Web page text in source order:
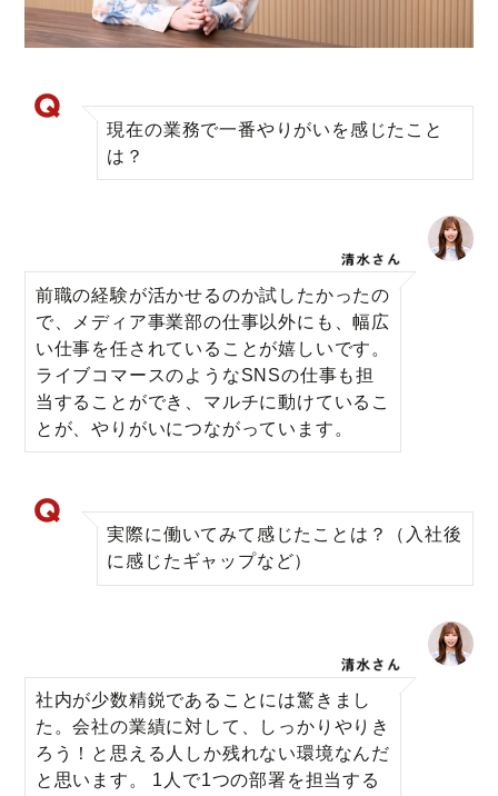
現在の業務で一番やりがいを感じたこと
は？
前職の経験が活かせるのか試したかったの
で、メディア事業部の仕事以外にも、幅広
い仕事を任されていることが嬉しいです。
ライブコマースのようなSNSの仕事も担
当することができ、マルチに動けているこ
とが、やりがいにつながっています。
実際に働いてみて感じたことは？（入社後
に感じたギャップなど）
社内が少数精鋭であることには驚きまし
た。会社の業績に対して、しっかりやりき
ろう！と思える人しか残れない環境なんだ
と思います。 1人で1つの部署を担当する